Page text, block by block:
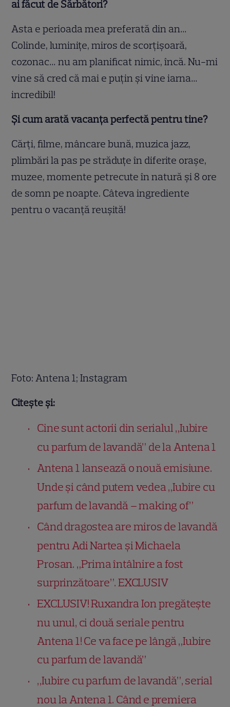
ai făcut de Sărbători?
Asta e perioada mea preferată din an…
Colinde, luminiţe, miros de scorţişoară,
cozonac… nu am planificat nimic, încă. Nu-mi
vine să cred că mai e puţin şi vine iarna…
incredibil!
Și cum arată vacanța perfectă pentru tine?
Cărţi, filme, mâncare bună, muzica jazz,
plimbări la pas pe străduţe în diferite oraşe,
muzee, momente petrecute în natură şi 8 ore
de somn pe noapte. Câteva ingrediente
pentru o vacanţă reuşită!
Foto: Antena 1; Instagram
Citește și:
Cine sunt actorii din serialul „Iubire
cu parfum de lavandă” de la Antena 1
Antena 1 lansează o nouă emisiune.
Unde și când putem vedea „Iubire cu
parfum de lavandă – making of”
Când dragostea are miros de lavandă
pentru Adi Nartea și Michaela
Prosan. „Prima întâlnire a fost
surprinzătoare”. EXCLUSIV
EXCLUSIV! Ruxandra Ion pregătește
nu unul, ci două seriale pentru
Antena 1! Ce va face pe lângă „Iubire
cu parfum de lavandă”
„Iubire cu parfum de lavandă”, serial
nou la Antena 1. Când e premiera